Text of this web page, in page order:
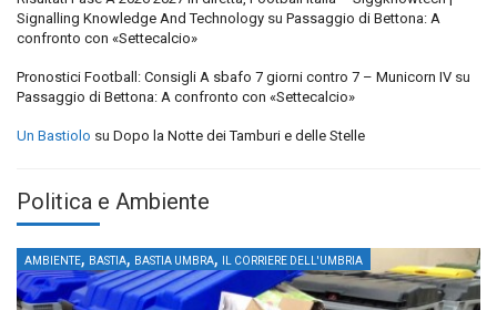
Signalling Knowledge And Technology su Passaggio di Bettona: A
confronto con «Settecalcio»
Pronostici Football: Consigli A sbafo 7 giorni contro 7 – Municorn IV su
Passaggio di Bettona: A confronto con «Settecalcio»
Un Bastiolo su Dopo la Notte dei Tamburi e delle Stelle
Politica e Ambiente
AMBIENTE, BASTIA, BASTIA UMBRA, IL CORRIERE DELL'UMBRIA